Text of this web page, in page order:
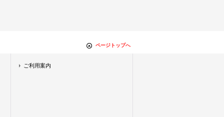
ページトップへ
ご利用案内